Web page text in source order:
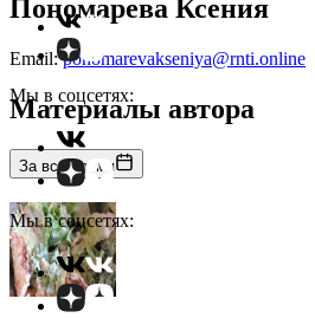
Мы в соцсетях:
Мы в соцсетях:
Пономарева Ксения
Email: ponomarevakseniya@rnti.online
Материалы автора
За все время